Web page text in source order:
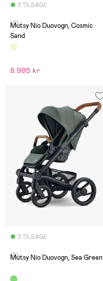
3 TILBAGE
(0)
Mutsy Nio Duovogn, Cosmic
Sand
8.995 kr
3 TILBAGE
(0)
Mutsy Nio Duovogn, Sea Green